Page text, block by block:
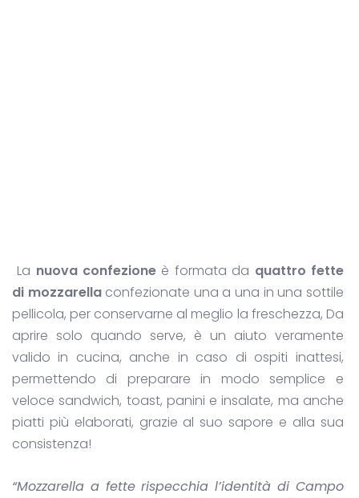
La nuova confezione è formata da quattro fette
di mozzarellaconfezionate una a una in una sottile
pellicola, per conservarne al meglio la freschezza, Da
aprire solo quando serve, è un aiuto veramente
valido in cucina, anche in caso di ospiti inattesi,
permettendo di preparare in modo semplice e
veloce sandwich, toast, panini e insalate, ma anche
piatti più elaborati, grazie al suo sapore e alla sua
consistenza!
“Mozzarella a fette rispecchia l’identità di Campo